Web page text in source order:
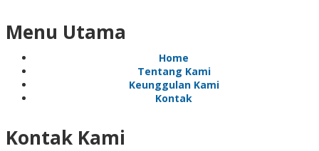
Menu Utama
Home
Tentang Kami
Keunggulan Kami
Kontak
Kontak Kami